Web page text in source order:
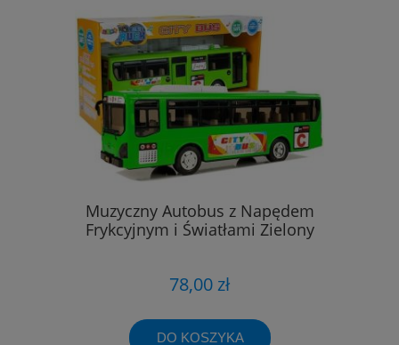
Muzyczny Autobus z Napędem
Frykcyjnym i Światłami Zielony
78,00 zł
DO KOSZYKA